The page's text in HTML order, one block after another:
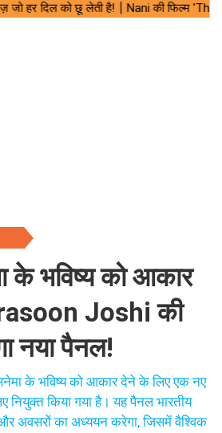
के भविष्य को आकार
Joshi की
नया पैनल!
के भविष्य को आकार देने के लिए एक नए
किया गया है। यह पैनल भारतीय
और अवसरों का अध्ययन करेगा, जिसमें वैश्विक